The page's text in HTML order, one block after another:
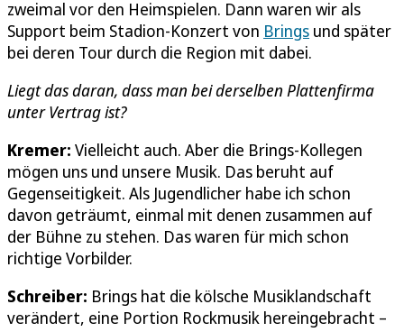
zweimal vor den Heimspielen. Dann waren wir als
Support beim Stadion-Konzert von Brings und später
bei deren Tour durch die Region mit dabei.
Liegt das daran, dass man bei derselben Plattenfirma
unter Vertrag ist?
Kremer: Vielleicht auch. Aber die Brings-Kollegen
mögen uns und unsere Musik. Das beruht auf
Gegenseitigkeit. Als Jugendlicher habe ich schon
davon geträumt, einmal mit denen zusammen auf
der Bühne zu stehen. Das waren für mich schon
richtige Vorbilder.
Schreiber: Brings hat die kölsche Musiklandschaft
verändert, eine Portion Rockmusik hereingebracht –